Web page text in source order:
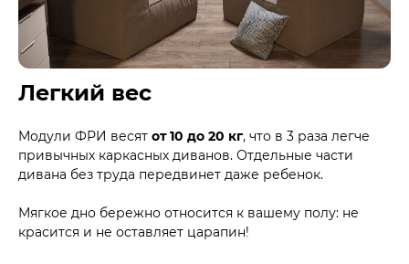
Легкий вес
Модули ФРИ весят от 10 до 20 кг, что в 3 раза легче
привычных каркасных диванов. Отдельные части
дивана без труда передвинет даже ребенок.
Мягкое дно бережно относится к вашему полу: не
красится и не оставляет царапин!